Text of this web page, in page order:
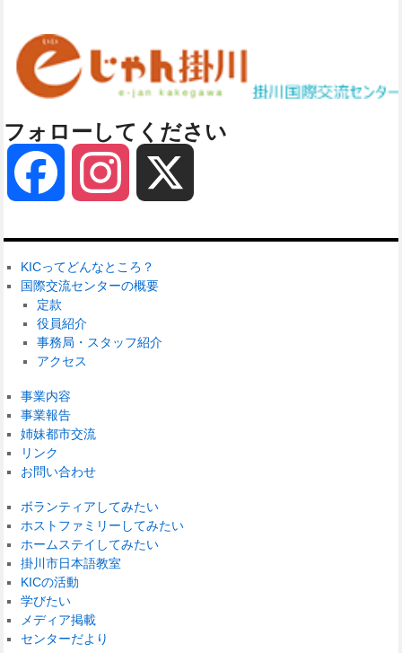
フォローしてください
Facebook Instagram
KICってどんなところ？
国際交流センターの概要
定款
役員紹介
事務局・スタッフ紹介
アクセス
事業内容
事業報告
姉妹都市交流
リンク
お問い合わせ
ボランティアしてみたい
ホストファミリーしてみたい
ホームステイしてみたい
掛川市日本語教室
KICの活動
学びたい
メディア掲載
センターだより